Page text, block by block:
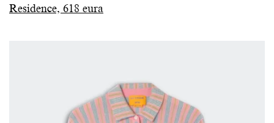
Residence, 618 eura